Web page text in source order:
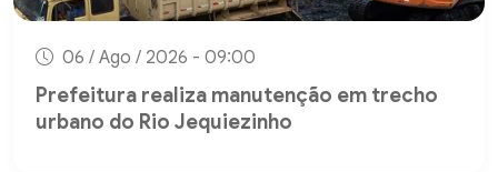
06 / Ago / 2026 - 09:00
Prefeitura realiza manutenção em trecho
urbano do Rio Jequiezinho